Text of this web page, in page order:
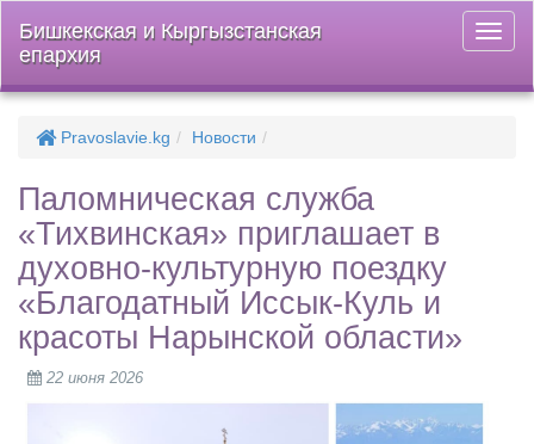
меню
Бишкекская и Кыргызстанская
епархия
Pravoslavie.kg Новости
Паломническая служба
«Тихвинская» приглашает в
духовно-культурную поездку
«Благодатный Иссык-Куль и
красоты Нарынской области»
22 июня 2026